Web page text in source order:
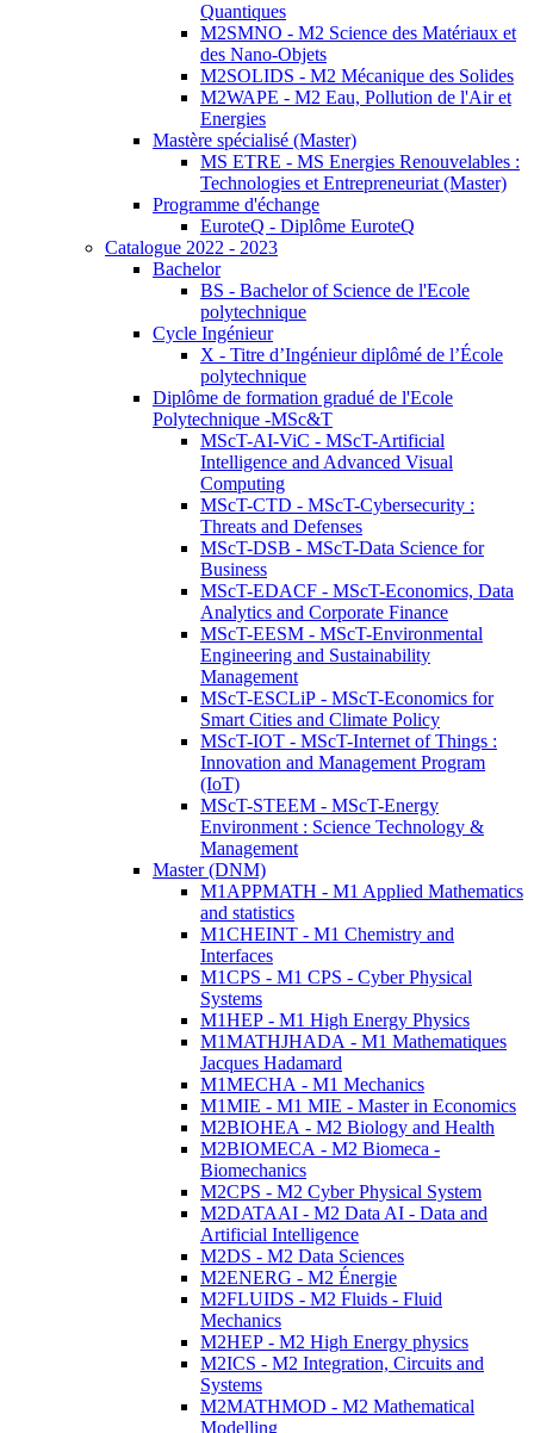
Quantiques
M2SMNO - M2 Science des Matériaux et
des Nano-Objets
M2SOLIDS - M2 Mécanique des Solides
M2WAPE - M2 Eau, Pollution de l'Air et
Energies
Mastère spécialisé (Master)
MS ETRE - MS Energies Renouvelables :
Technologies et Entrepreneuriat (Master)
Programme d'échange
EuroteQ - Diplôme EuroteQ
Catalogue 2022 - 2023
Bachelor
BS - Bachelor of Science de l'Ecole
polytechnique
Cycle Ingénieur
X - Titre d’Ingénieur diplômé de l’École
polytechnique
Diplôme de formation gradué de l'Ecole
Polytechnique -MSc&T
MScT-AI-ViC - MScT-Artificial
Intelligence and Advanced Visual
Computing
MScT-CTD - MScT-Cybersecurity :
Threats and Defenses
MScT-DSB - MScT-Data Science for
Business
MScT-EDACF - MScT-Economics, Data
Analytics and Corporate Finance
MScT-EESM - MScT-Environmental
Engineering and Sustainability
Management
MScT-ESCLiP - MScT-Economics for
Smart Cities and Climate Policy
MScT-IOT - MScT-Internet of Things :
Innovation and Management Program
(IoT)
MScT-STEEM - MScT-Energy
Environment : Science Technology &
Management
Master (DNM)
M1APPMATH - M1 Applied Mathematics
and statistics
M1CHEINT - M1 Chemistry and
Interfaces
M1CPS - M1 CPS - Cyber Physical
Systems
M1HEP - M1 High Energy Physics
M1MATHJHADA - M1 Mathematiques
Jacques Hadamard
M1MECHA - M1 Mechanics
M1MIE - M1 MIE - Master in Economics
M2BIOHEA - M2 Biology and Health
M2BIOMECA - M2 Biomeca -
Biomechanics
M2CPS - M2 Cyber Physical System
M2DATAAI - M2 Data AI - Data and
Artificial Intelligence
M2DS - M2 Data Sciences
M2ENERG - M2 Énergie
M2FLUIDS - M2 Fluids - Fluid
Mechanics
M2HEP - M2 High Energy physics
M2ICS - M2 Integration, Circuits and
Systems
M2MATHMOD - M2 Mathematical
Modelling